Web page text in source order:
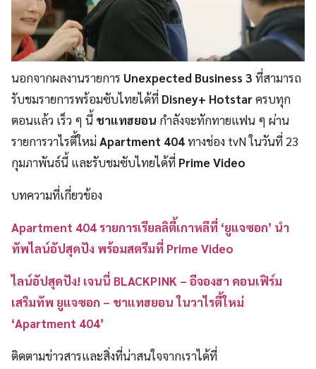
นอกจากผลงานรายการ Unexpected Business 3 ที่สามารถ
รับชมรายการพร้อมซับไทยได้ที่ Disney+ Hotstarครบทุก
ตอนแล้ว เร็ว ๆ นี้ ชาแทฮยอน กำลังจะทักทายแฟน ๆ ผ่าน
รายการวาไรตี้ใหม่Apartment 404ทางช่อง tvN ในวันที่ 23
กุมภาพันธ์นี้ และรับชมซับไทยได้ที่ Prime Video
บทความที่เกี่ยวข้อง
Apartment 404 รายการเรียลลิตี้เกาหลีที่ ‘ยูแจซอก’ นำ
ทัพไลน์อัปสุดปัง พร้อมสตรีมที่ Prime Video
ไลน์อัปสุดปัง! เจนนี่ BLACKPINK – อีจองฮา คอนเฟิร์ม
เสริมทัพ ยูแจซอก – ชาแทฮยอน ในวาไรตี้ใหม่
‘Apartment 404’
ติดตามข่าวสารและสิ่งที่น่าสนใจจากเราได้ที่